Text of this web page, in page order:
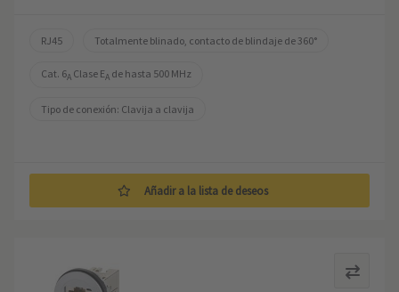
RJ45 Totalmente blinado, contacto de blindaje de 360°
Cat. 6A Clase EA de hasta 500 MHz
Tipo de conexión: Clavija a clavija
Añadir a la lista de deseos